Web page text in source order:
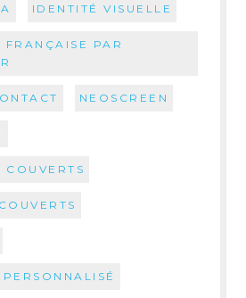
IDENTITÉ VISUELLE
FRANÇAISE PAR
NEOSCREEN
COUVERTS